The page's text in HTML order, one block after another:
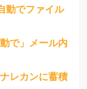
動でファイル
動で」メール内
レカンに蓄積